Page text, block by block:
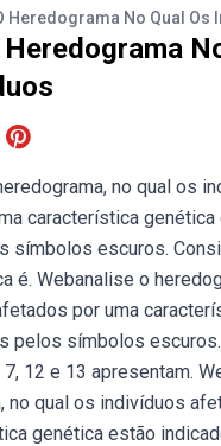
Heredograma No Qual Os
no qual os
característica genética
símbolos escuros.
é. Webanalise o
por uma
pelos símbolos
12 e 13 apresentam.
no qual os indivíduos
genética estão